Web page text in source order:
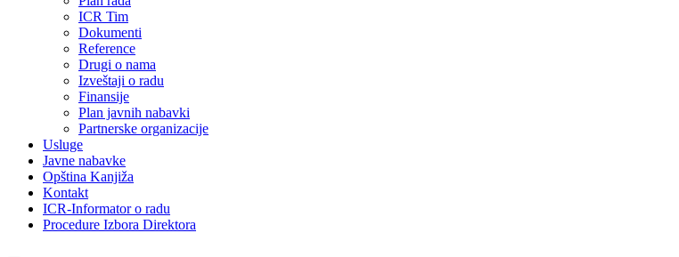
ICR Tim
Dokumenti
Reference
Drugi o nama
Izveštaji o radu
Finansije
Plan javnih nabavki
Partnerske organizacije
Usluge
Javne nabavke
Opština Kanjiža
Kontakt
ICR-Informator o radu
Procedure Izbora Direktora